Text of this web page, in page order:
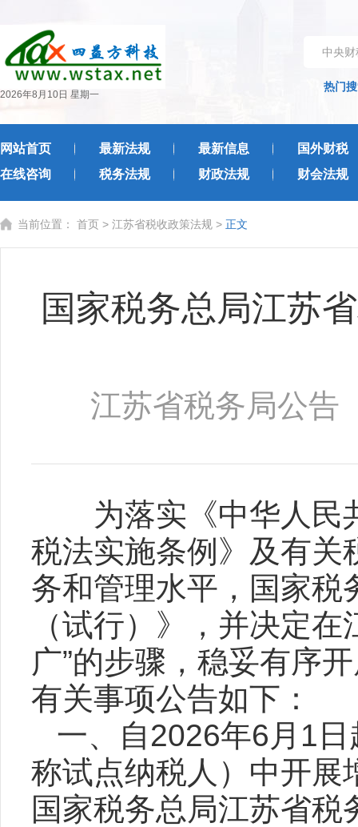
2026年8月10日 星期一
中央
热门
网站首页 最新法规 最新信息
国外财税
在线咨询
税务法规 财政法规 财会法规
当前位置： 首页 > 江苏省税收政策法规 > 正文
国家税务总局江苏
江苏省税务局公告
为落实《中华人民共
税法实施条例》及有关
务和管理水平，国家税
（试行）》，并决定
广”的步骤，稳妥有序
有关事项公告如下：
一、自2026年6月1
称试点纳税人）中开展
国家税务总局江苏省